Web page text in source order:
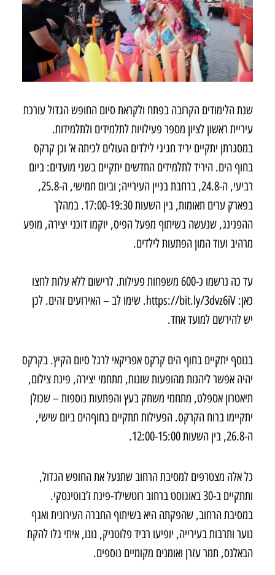
שנת הלימודים הקרובה בפתח ולקראת סיום החופש הגדול עורכת
עיריית ראשון לציון מספר פעילויות לתלמידים ולתלמידות.
במסגרתן יתקיים יריד חגיגי לילדים העולים לכיתה א’ וכן קרקס
בחוף הים. היריד לתלמידים החדשים יתקיים בשני מועדים: ביום
רביעי, ה-24.8, ברחבת בניין העירייה; וביום חמישי, ה-25.8,
בפארק ערים תאומות, בין השעות 17:00-19:30. במהלך
ההפנינג, שנעשה בשיתוף מפעל הפיס, יוקמו דוכני יצירה, מופע
מרהיב ועוד המון הפתעות לילדים.
עד כה נרשמו כ-600 משפחות פעילות. לרישום ללא עלות לחצו
כאן: https://bit.ly/3dvz6iV. שימו לב – האירועים זהים. לכן
יש להירשם למועד אחד.
בנוסף יתקיים בחוף הים קרקס אפריקאי לרגל סיום הקיץ. בקרקס
יהיה אפשר ליהנות מהופעות שונות, מתחמי יצירה, פינת צילום,
תיאטרון אספלט, מתחמי משחק בעץ והפתעות נוספות – שכולן
יתקיימו ברוח הקרקס. הפעילות תתקיים בחוףהים ביום שישי,
ה-26.8, בין השעות 12:00-15:00.
כל אלה מצטרפים למסיבת הרחוב שתנעל את החופש הגדול,
ותתקיים ב-30 באוגוסט ברחוב רוטשילד-פינת ז’בוטינסקי.
במסיבת הרחוב, שהפקתה היא בשיתוף החברה העירונית ואגף
נוער ותרבות בעירייה, יופיעו רביד פלוטניק, נונו, איתי גלו להקת
הבאלנס, תמר עזרן ואומנים מקומיים נוספים.